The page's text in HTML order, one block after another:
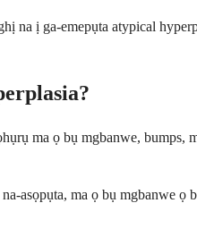
na ị ga-emepụta atypical
ma ọ bụ mgbanwe,
asọpụta, ma ọ bụ mgbanwe